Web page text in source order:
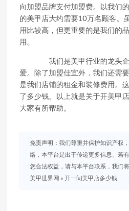
向加盟品牌支付加盟费。以我们
的美甲店大约需要10万名顾客。
用比较高，但更重要的是我们的
用。
我们是美甲行业的龙头企
爱。除了加盟佳宜外，我们还需
是我们店铺的租金和装修费用。
了多少钱。以上就是关于开美甲
大家有所帮助。
免责声明：我们尊重并保护知识产权
络，本平台是出于传递更多信息、若
您合法权益，请与本平台联系，我们
美甲世界网 » 开一间美甲店多少钱